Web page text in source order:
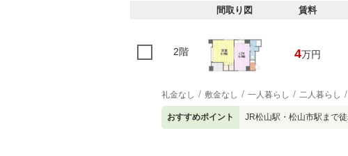
間取り図 賃料
2階 4万円
礼金なし 敷金なし 一人暮らし 二人暮らし
おすすめポイント JR松山駅・松山市駅まで